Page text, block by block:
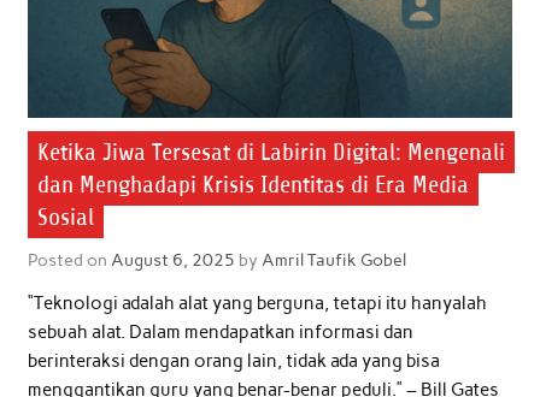
Ketika Jiwa Tersesat di Labirin Digital: Mengenali
dan Menghadapi Krisis Identitas di Era Media
Sosial
Posted on August 6, 2025 by Amril Taufik Gobel
“Teknologi adalah alat yang berguna, tetapi itu hanyalah
sebuah alat. Dalam mendapatkan informasi dan
berinteraksi dengan orang lain, tidak ada yang bisa
menggantikan guru yang benar-benar peduli.” – Bill Gates